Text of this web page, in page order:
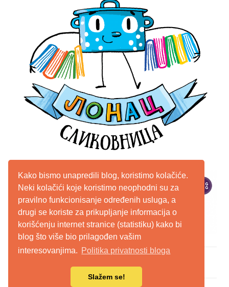
Kako bismo unapredili blog, koristimo kolačiće.
Neki kolačići koje koristimo neophodni su za
pravilno funkcionisanje određenih usluga, a
drugi se koriste za prikupljanje informacija o
korišćenju internet stranice (statistiku) kako bi
blog što više bio prilagođen vašim
interesovanjima. Politika privatnosti bloga
Slažem se!